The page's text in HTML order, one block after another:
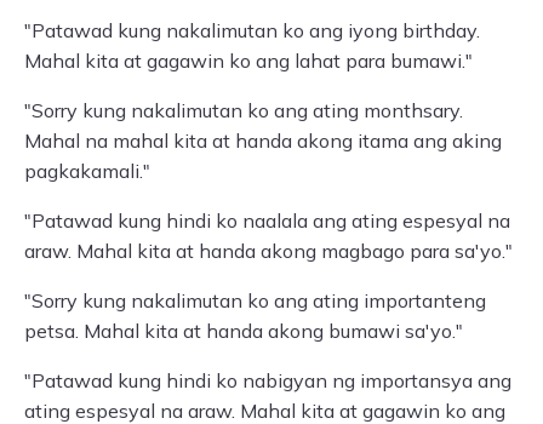
"Patawad kung nakalimutan ko ang iyong birthday.
Mahal kita at gagawin ko ang lahat para bumawi."
"Sorry kung nakalimutan ko ang ating monthsary.
Mahal na mahal kita at handa akong itama ang aking
pagkakamali."
"Patawad kung hindi ko naalala ang ating espesyal na
araw. Mahal kita at handa akong magbago para sa'yo."
"Sorry kung nakalimutan ko ang ating importanteng
petsa. Mahal kita at handa akong bumawi sa'yo."
"Patawad kung hindi ko nabigyan ng importansya ang
ating espesyal na araw. Mahal kita at gagawin ko ang